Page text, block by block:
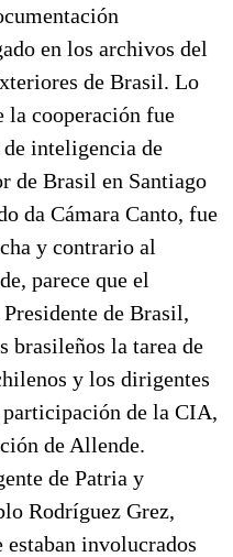
en los archivos del
de Brasil. Lo
la cooperación fue
inteligencia de
de Brasil en Santiago
da Cámara Canto, fue
y contrario al
parece que el
de Brasil,
brasileños la tarea de
y los dirigentes
de la CIA,
de Allende.
de Patria y
Rodríguez Grez,
involucrados